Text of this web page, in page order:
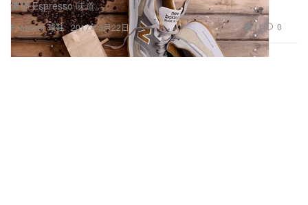
Footwear 球鞋
濃郁 Espresso 味道。
2017年3月22日 11 0